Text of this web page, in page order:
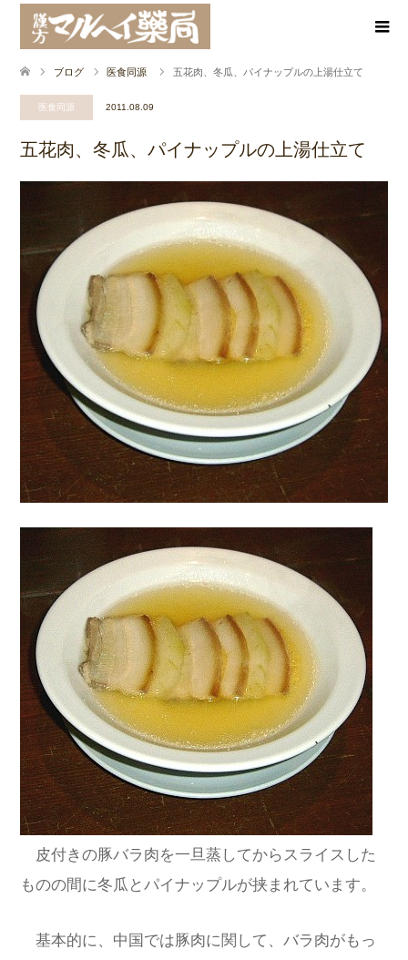
ブログ 医食同源 五花肉、冬瓜、パイナップルの上湯仕立て
医食同源 2011.08.09
五花肉、冬瓜、パイナップルの上湯仕立て
皮付きの豚バラ肉を一旦蒸してからスライスした
ものの間に冬瓜とパイナップルが挟まれています。
基本的に、中国では豚肉に関して、バラ肉がもっ